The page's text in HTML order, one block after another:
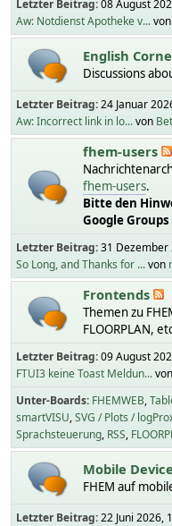
Letzter Beitrag:08 August
Aw: Notdienst Apotheke v...von
English
Discussions
Letzter Beitrag:24 Januar
Aw: Incorrect link in lo...von
fhem-users
fhem-users.
Bitte den
Google
Letzter Beitrag:31 Dezember
So Long, and Thanks for ...von
Frontends
Themen zu
FLOORPLAN,
Letzter Beitrag:09 August
FTUI3 keine Toast Meldun...von
Unter-Boards FHEMWEB
smartVISU SVG / Plots /
Sprachsteuerung RSS
Mobile
FHEM auf
Letzter Beitrag:22 Juni 2026,